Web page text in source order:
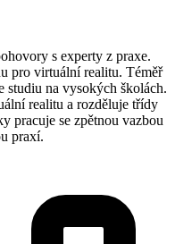
s experty z praxe.
pro virtuální realitu. Téměř
studiu na vysokých školách.
realitu a rozděluje třídy
pracuje se zpětnou vazbou
praxí.